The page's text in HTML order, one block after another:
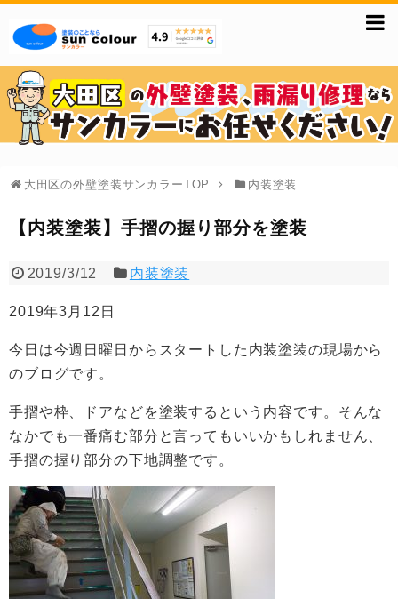
大田区の外壁塗装サンカラーTOP 内装塗装
【内装塗装】手摺の握り部分を塗装
2019/3/12 内装塗装
2019年3月12日
今日は今週日曜日からスタートした内装塗装の現場から
のブログです。
手摺や枠、ドアなどを塗装するという内容です。そんな
なかでも一番痛む部分と言ってもいいかもしれません、
手摺の握り部分の下地調整です。